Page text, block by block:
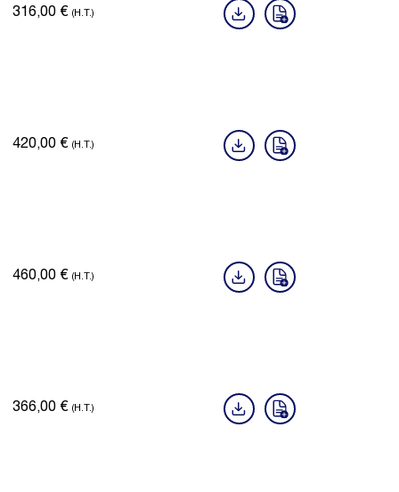
316,00 € (H.T.)
420,00 € (H.T.)
460,00 € (H.T.)
366,00 € (H.T.)